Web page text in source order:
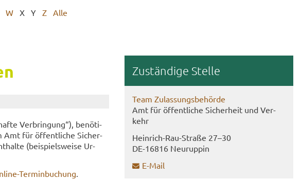
W X Y Z Alle
Ver­brin­gung“), be­nö­ti­
Amt für öf­fent­li­che Si­cher­
(bei­spiels­wei­se Ur­
​Terminbuchung.
Zu­stän­di­ge Stel­le
Team Zu­las­sungs­be­hör­de
Amt für öf­fent­li­che Si­cher­heit und Ver­
kehr
Heinrich-​Rau-Straße 27–30
DE-​16816 Neu­rup­pin
E-​Mail